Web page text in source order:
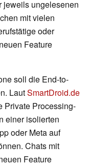
jeweils ungelesenen
mit vielen
oder
Feature
soll die End-to-
LautSmartDroid.de
Private Processing-
einer isolierten
oder Meta auf
Chats mit
Feature